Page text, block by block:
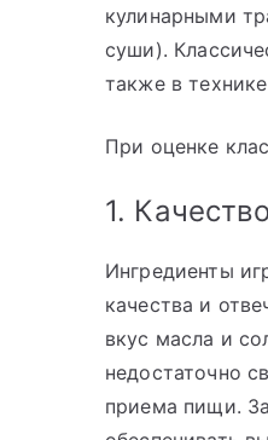
кулинарными
суши).
также в
При оценке
1.
Ингредиенты
качества и
вкус масла и
недостаточно
приема пищи.